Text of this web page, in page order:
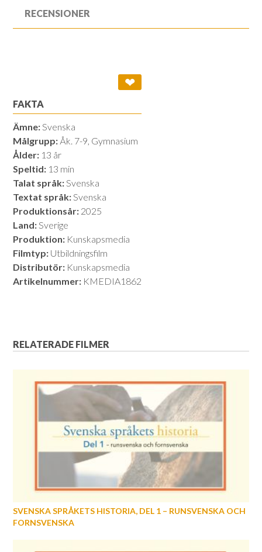
RECENSIONER
❤
FAKTA
Ämne:Svenska
Målgrupp: Åk. 7-9, Gymnasium
Ålder: 13 år
Speltid: 13 min
Talat språk:Svenska
Textat språk:Svenska
Produktionsår: 2025
Land:Sverige
Produktion: Kunskapsmedia
Filmtyp: Utbildningsfilm
Distributör: Kunskapsmedia
Artikelnummer: KMEDIA1862
RELATERADE FILMER
SVENSKA SPRÅKETS HISTORIA, DEL 1 – RUNSVENSKA OCH
FORNSVENSKA